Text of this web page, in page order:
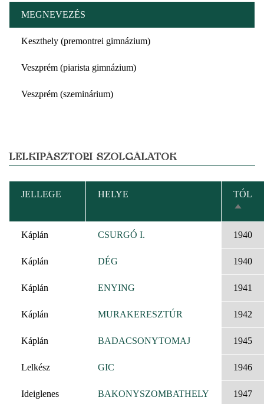
MEGNEVEZÉS
Keszthely (premontrei gimnázium)
Veszprém (piarista gimnázium)
Veszprém (szeminárium)
LELKIPÁSZTORI SZOLGÁLATOK
JELLEGE HELYE
TÓL
Káplán
CSURGÓ I. 1940
Káplán DÉG 1940
Káplán ENYING 1941
Káplán MURAKERESZTÚR 1942
Káplán BADACSONYTOMAJ 1945
Lelkész GIC 1946
Ideiglenes
BAKONYSZOMBATHELY 1947